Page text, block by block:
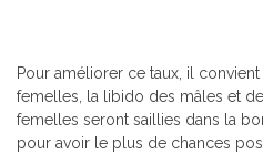
Pour améliorer ce taux, il
femelles, la libido des mâles et
femelles seront saillies dans la
pour avoir le plus de chances